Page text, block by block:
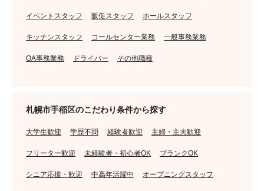
イベントスタッフ 販促スタッフ ホールスタッフ
キッチンスタッフ コールセンター業務 一般事務業務
OA事務業務 ドライバー その他職種
札幌市手稲区のこだわり条件から探す
大学生歓迎 学歴不問 経験者歓迎 主婦・主夫歓迎
フリーター歓迎 未経験者・初心者OK ブランクOK
シニア応援・歓迎 中高年活躍中 オープニングスタッフ